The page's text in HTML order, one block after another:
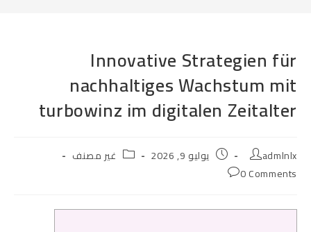
Innovative Strategien für
nachhaltiges Wachstum mit
turbowinz im digitalen Zeitalter
Post
author:
admlnlx
Post
published:
يوليو 9, 2026 Post
category:
غير مصنف
Post
0 Comments